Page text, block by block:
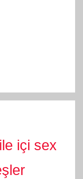
içi sex